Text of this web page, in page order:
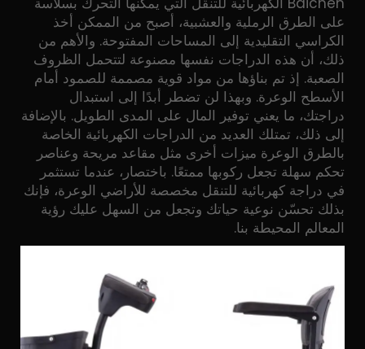
على الطرق الرملية والعشبية، أصبح من الممكن أخذ
الكراسي التقليدية إلى المساحات المفتوحة. والأهم من
ذلك، أن هذه الدراجات نفسها مصنوعة لتتحمل الظروف
الصعبة. إذ تم بناؤها من مواد قوية مصممة للصمود أمام
الأسطح الوعرة. وبهذا لن تضطر أبدًا إلى استبدال
دراجتك، ما يعني توفير المال على المدى الطويل. بالإضافة
إلى ذلك، تمتلك العديد من الدراجات الكهربائية الخاصة
بالطرق الوعرة ميزات أخرى مثل مقاعد مريحة وعناصر
تحكم سهلة تجعل ركوبها ممتعًا. باختصار، عندما تستثمر
في دراجة كهربائية للتنقل مخصصة للأراضي الوعرة، فإنك
بذلك تحسّن نوعية حياتك وتجعل من السهل عليك رؤية
المعالم المحيطة بنا.